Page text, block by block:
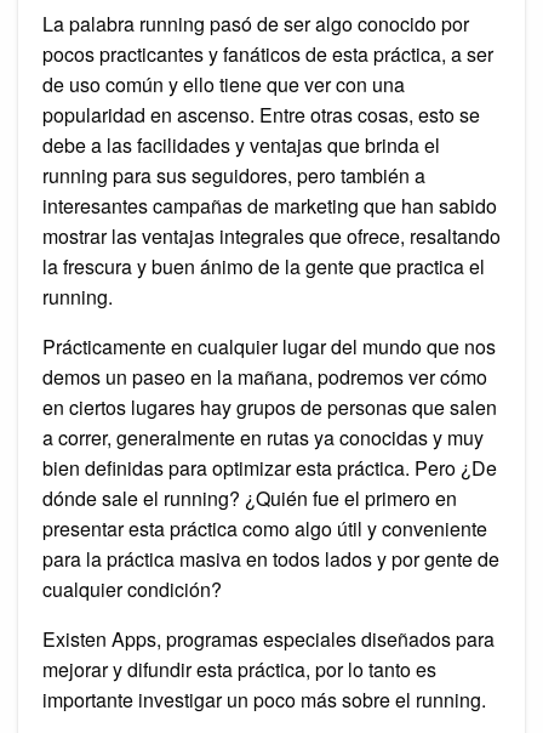
La palabra running pasó de ser algo conocido por
pocos practicantes y fanáticos de esta práctica, a ser
de uso común y ello tiene que ver con una
popularidad en ascenso. Entre otras cosas, esto se
debe a las facilidades y ventajas que brinda el
running para sus seguidores, pero también a
interesantes campañas de marketing que han sabido
mostrar las ventajas integrales que ofrece, resaltando
la frescura y buen ánimo de la gente que practica el
running.
Prácticamente en cualquier lugar del mundo que nos
demos un paseo en la mañana, podremos ver cómo
en ciertos lugares hay grupos de personas que salen
a correr, generalmente en rutas ya conocidas y muy
bien definidas para optimizar esta práctica. Pero ¿De
dónde sale el running? ¿Quién fue el primero en
presentar esta práctica como algo útil y conveniente
para la práctica masiva en todos lados y por gente de
cualquier condición?
Existen Apps, programas especiales diseñados para
mejorar y difundir esta práctica, por lo tanto es
importante investigar un poco más sobre el running.